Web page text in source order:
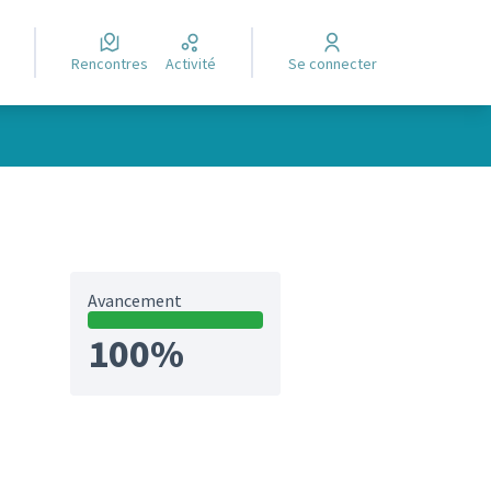
Rencontres Activité Se connecter
de la catégorie : Réalisé
Avancement
100%